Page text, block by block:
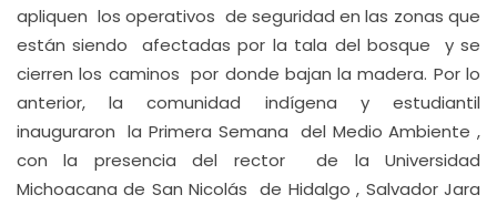
apliquen los operativos de seguridad en las zonas que
están siendo afectadas por la tala del bosque y se
cierren los caminos por donde bajan la madera. Por lo
anterior, la comunidad indígena y estudiantil
inauguraron la Primera Semana del Medio Ambiente ,
con la presencia del rector de la Universidad
Michoacana de San Nicolás de Hidalgo , Salvador Jara